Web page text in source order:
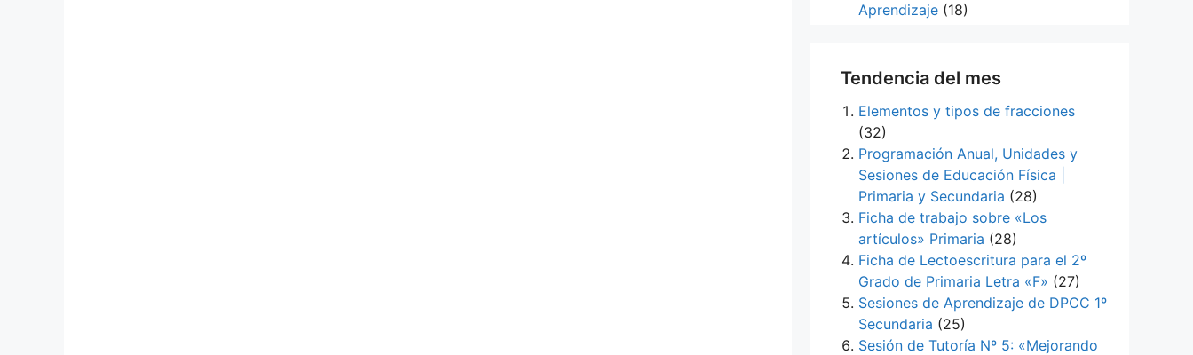
Aprendizaje (18)
Tendencia del mes
Elementos y tipos de fracciones
(32)
Programación Anual, Unidades y
Sesiones de Educación Física |
Primaria y Secundaria (28)
Ficha de trabajo sobre «Los
artículos» Primaria (28)
Ficha de Lectoescritura para el 2º
Grado de Primaria Letra «F» (27)
Sesiones de Aprendizaje de DPCC 1º
Secundaria (25)
Sesión de Tutoría Nº 5: «Mejorando